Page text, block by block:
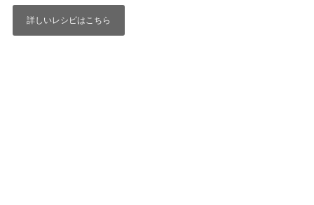
詳しいレシピはこちら